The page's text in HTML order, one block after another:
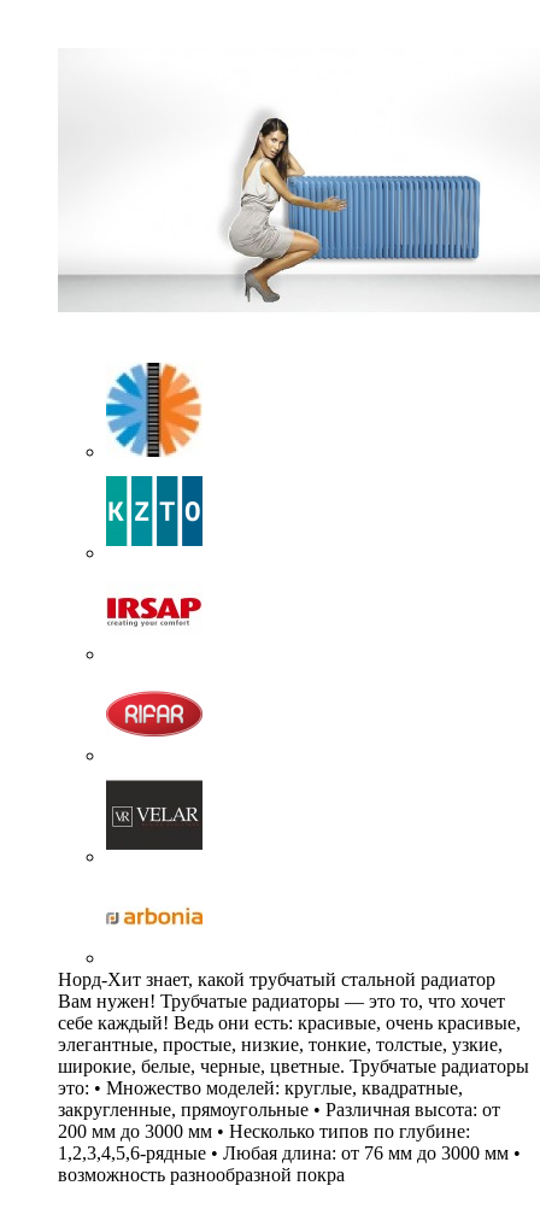
Норд-Хит знает, какой трубчатый стальной радиатор
Вам нужен! Трубчатые радиаторы — это то, что хочет
себе каждый! Ведь они есть: красивые, очень красивые,
элегантные, простые, низкие, тонкие, толстые, узкие,
широкие, белые, черные, цветные. Трубчатые радиаторы
это: • Множество моделей: круглые, квадратные,
закругленные, прямоугольные • Различная высота: от
200 мм до 3000 мм • Несколько типов по глубине:
1,2,3,4,5,6-рядные • Любая длина: от 76 мм до 3000 мм •
возможность разнообразной покра